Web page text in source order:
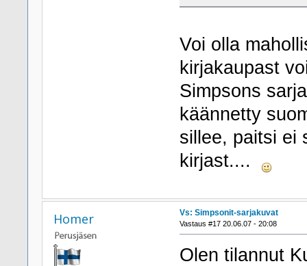
Voi olla
kirjakaupast
Simpsons
käännetty
sillee, paitsi ei
kirjast....
Homer Vs: Simpsonit-sarjakuvat
Vastaus #17 20.06.07 - 20:08
Olen tilannut